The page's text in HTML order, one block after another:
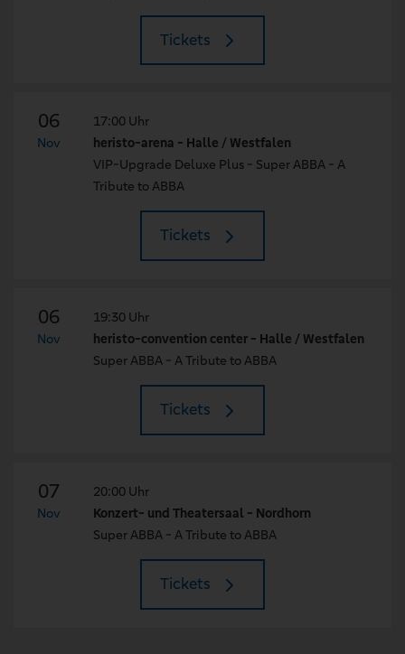
Tickets
06
Nov
17:00 Uhr
heristo-arena - Halle / Westfalen
VIP-Upgrade Deluxe Plus - Super ABBA - A
Tribute to ABBA
Tickets
06
Nov
19:30 Uhr
heristo-convention center - Halle / Westfalen
Super ABBA - A Tribute to ABBA
Tickets
07
Nov
20:00 Uhr
Konzert- und Theatersaal - Nordhorn
Super ABBA - A Tribute to ABBA
Tickets